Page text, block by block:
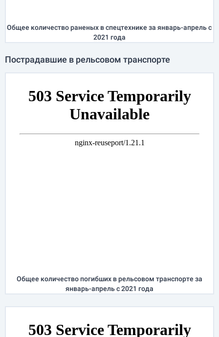
Общее количество раненых в спецтехнике заянварь-апрельс
2021 года
Пострадавшие в рельсовом транспорте
Общее количество погибших в рельсовом транспорте за
январь-апрельс 2021 года